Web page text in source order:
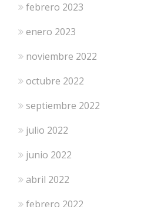
febrero 2023
enero 2023
noviembre 2022
octubre 2022
septiembre 2022
julio 2022
junio 2022
abril 2022
febrero 2022